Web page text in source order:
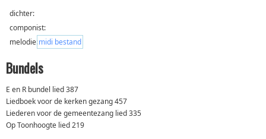
dichter:
componist:
melodie:midi bestand
Bundels
E en R bundel lied 387
Liedboek voor de kerken gezang 457
Liederen voor de gemeentezang lied 335
Op Toonhoogte lied 219